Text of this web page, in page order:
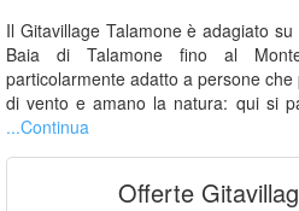
Il Gitavillage Talamone è adagiato
Baia di Talamone fino al
particolarmente adatto a persone
di vento e amano la natura: qui si
...Continua
Offerte